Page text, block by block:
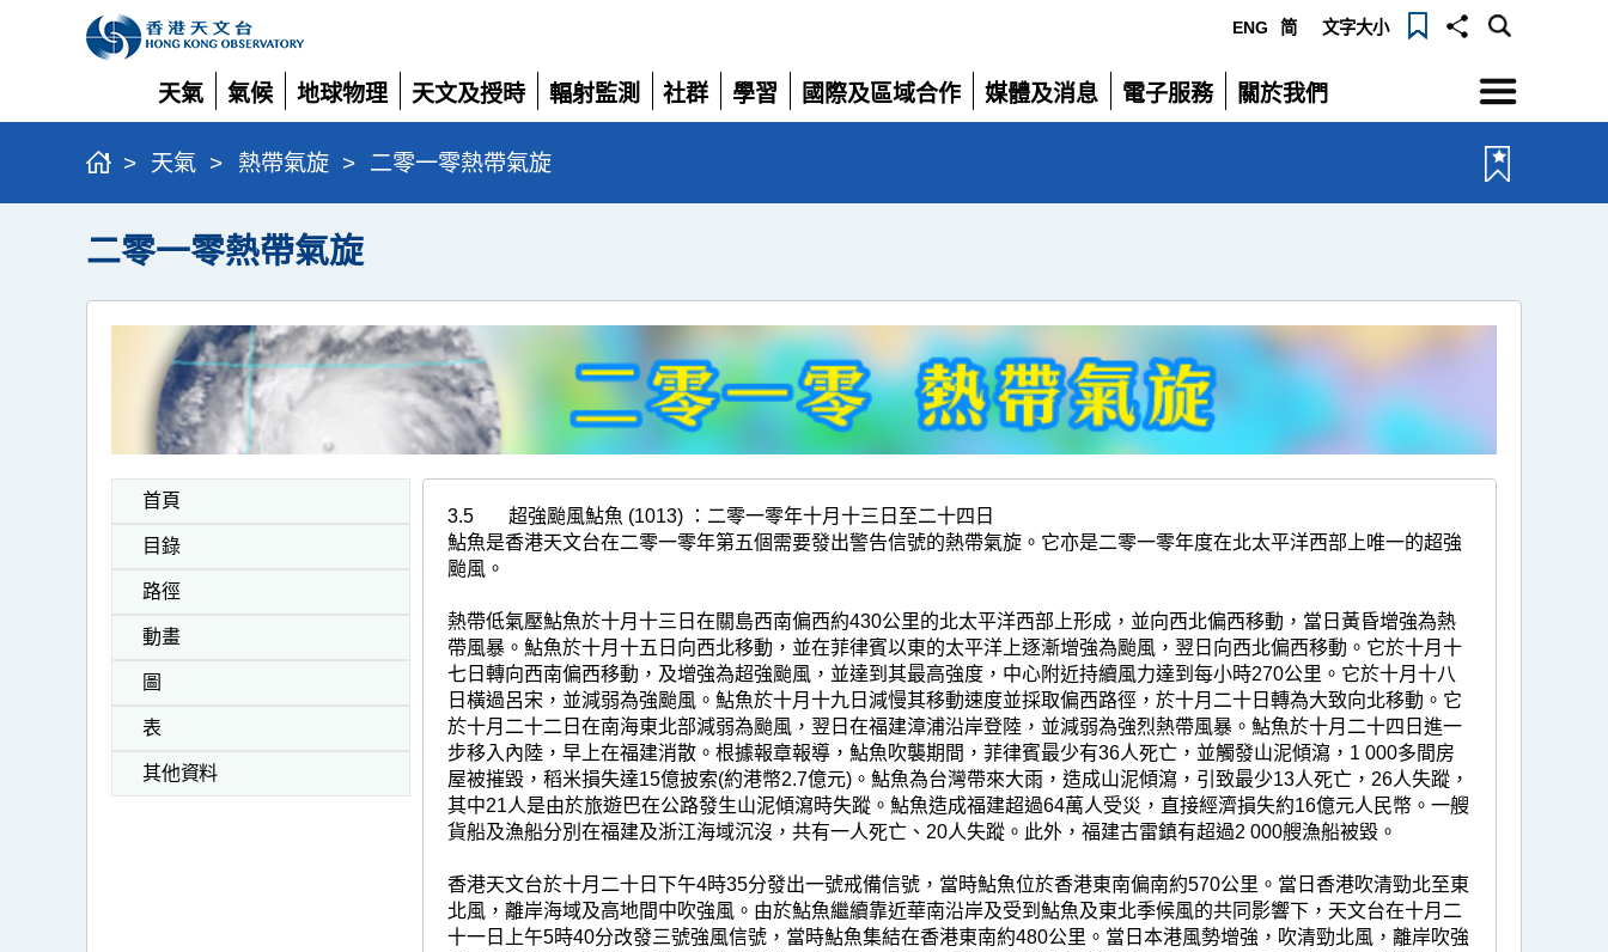
ENG 简 文字大小
天氣
展
開
氣候
展
開
地球物理
展
開
天文及授時
展
開
輻射監測
展
開
社群
展
學習
展
國際及區域合作
展
媒體及消息
展
電子服務
展
關於我們
展
選
單
> 天氣 > 熱帶氣旋 > 二零一零熱帶氣旋
二零一零熱帶氣旋
首頁
目錄
路徑
動畫
圖
表
其他資料
3.5
超強颱風鮎魚 (1013) ：二零一零年十月十三日至二十四日
鮎魚是香港天文台在二零一零年第五個需要發出警告信號的熱帶氣旋。它亦是二零一零年度在北太平洋西部上唯一的超強
颱風。
熱帶低氣壓鮎魚於十月十三日在關島西南偏西約430公里的北太平洋西部上形成，並向西北偏西移動，當日黃昏增強為熱
帶風暴。鮎魚於十月十五日向西北移動，並在菲律賓以東的太平洋上逐漸增強為颱風，翌日向西北偏西移動。它於十月十
七日轉向西南偏西移動，及增強為超強颱風，並達到其最高強度，中心附近持續風力達到每小時270公里。它於十月十八
日橫過呂宋，並減弱為強颱風。鮎魚於十月十九日減慢其移動速度並採取偏西路徑，於十月二十日轉為大致向北移動。它
於十月二十二日在南海東北部減弱為颱風，翌日在福建漳浦沿岸登陸，並減弱為強烈熱帶風暴。鮎魚於十月二十四日進一
步移入內陸，早上在福建消散。根據報章報導，鮎魚吹襲期間，菲律賓最少有36人死亡，並觸發山泥傾瀉，1 000多間房
屋被摧毀，稻米損失達15億披索(約港幣2.7億元)。鮎魚為台灣帶來大雨，造成山泥傾瀉，引致最少13人死亡，26人失蹤，
其中21人是由於旅遊巴在公路發生山泥傾瀉時失蹤。鮎魚造成福建超過64萬人受災，直接經濟損失約16億元人民幣。一艘
貨船及漁船分別在福建及浙江海域沉沒，共有一人死亡、20人失蹤。此外，福建古雷鎮有超過2 000艘漁船被毀。
香港天文台於十月二十日下午4時35分發出一號戒備信號，當時鮎魚位於香港東南偏南約570公里。當日香港吹清勁北至東
北風，離岸海域及高地間中吹強風。由於鮎魚繼續靠近華南沿岸及受到鮎魚及東北季候風的共同影響下，天文台在十月二
十一日上午5時40分改發三號強風信號，當時鮎魚集結在香港東南約480公里。當日本港風勢增強，吹清勁北風，離岸吹強